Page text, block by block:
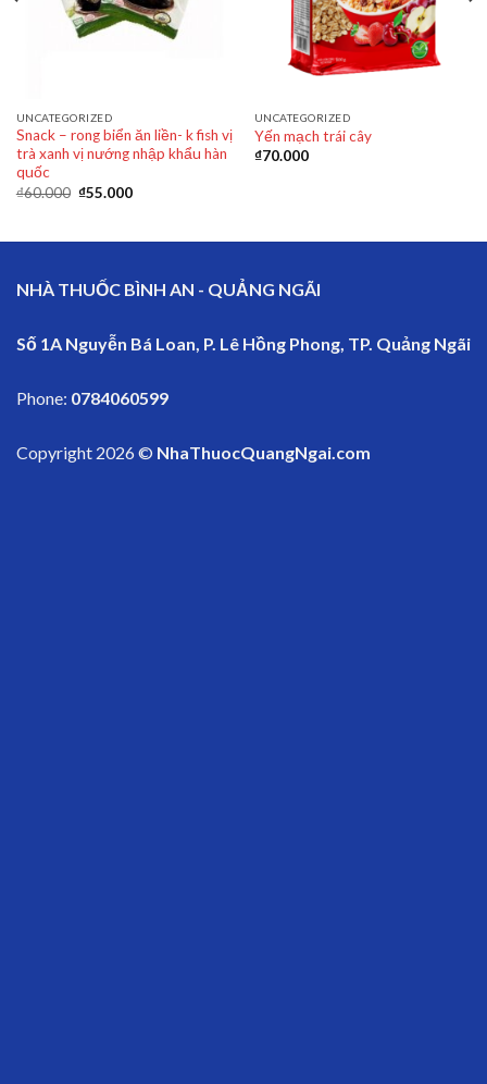
UNCATEGORIZED
Snack – rong biển ăn liền- k fish vị
trà xanh vị nướng nhập khẩu hàn
quốc
₫60.000 ₫55.000
UNCATEGORIZED
Yến mạch trái cây
₫70.000
NHÀ THUỐC BÌNH AN - QUẢNG NGÃI
Số 1A Nguyễn Bá Loan, P. Lê Hồng Phong, TP. Quảng Ngãi
Phone: 0784060599
Copyright 2026 © NhaThuocQuangNgai.com